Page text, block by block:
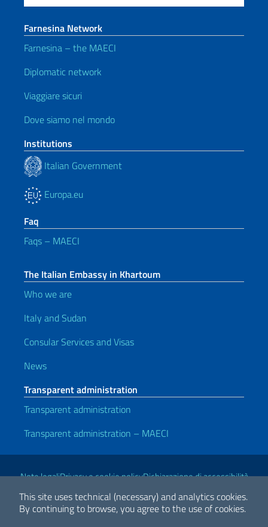
This site uses technical (necessary) and analytics cookies.
By continuing to browse, you agree to the use of cookies.
Farnesina Network
Farnesina – the MAECI
Diplomatic network
Viaggiare sicuri
Dove siamo nel mondo
Institutions
Italian Government
Europa.eu
Faq
Faqs – MAECI
The Italian Embassy in Khartoum
Who we are
Italy and Sudan
Consular Services and Visas
News
Transparent administration
Transparent administration
Transparent administration – MAECI
Useful links
Note legaliPrivacy e cookie policyDichiarazione di accessibilità